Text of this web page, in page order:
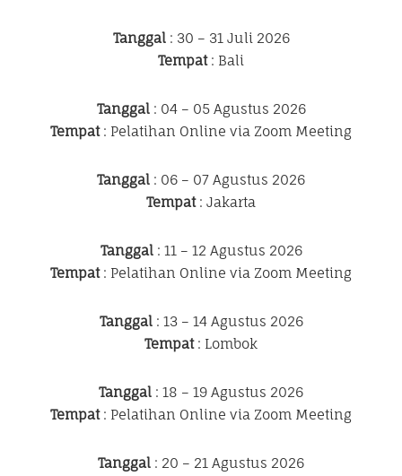
Tanggal: 30 – 31 Juli 2026
Tempat: Bali
Tanggal: 04 – 05 Agustus 2026
Tempat: Pelatihan Online via Zoom Meeting
Tanggal : 06 – 07 Agustus 2026
Tempat: Jakarta
Tanggal: 11 – 12 Agustus 2026
Tempat: Pelatihan Online via Zoom Meeting
Tanggal: 13 – 14 Agustus 2026
Tempat: Lombok
Tanggal : 18 – 19 Agustus 2026
Tempat: Pelatihan Online via Zoom Meeting
Tanggal : 20 – 21 Agustus 2026